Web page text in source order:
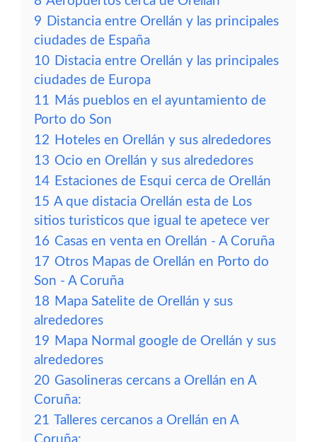
9 Distancia entre Orellán y las principales
ciudades de España
10 Distacia entre Orellán y las principales
ciudades de Europa
11 Más pueblos en el ayuntamiento de
Porto do Son
12 Hoteles en Orellán y sus alrededores
13 Ocio en Orellán y sus alrededores
14 Estaciones de Esqui cerca de Orellán
15 A que distacia Orellán esta de Los
sitios turisticos que igual te apetece ver
16 Casas en venta en Orellán - A Coruña
17 Otros Mapas de Orellán en Porto do
Son - A Coruña
18 Mapa Satelite de Orellán y sus
alrededores
19 Mapa Normal google de Orellán y sus
alrededores
20 Gasolineras cercans a Orellán en A
Coruña:
21 Talleres cercanos a Orellán en A